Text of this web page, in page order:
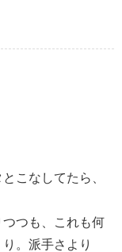
こなしてたら、
つも、これも何
。派手さより